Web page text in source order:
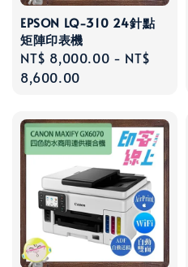
EPSON LQ-310 24針點
矩陣印表機
Regular
price
NT$ 8,000.00 - NT$
8,600.00